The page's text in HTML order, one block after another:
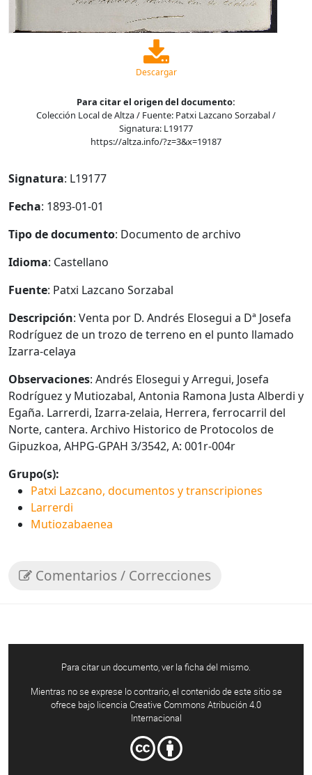
Descargar
Para citar el origen del documento:
Colección Local de Altza / Fuente: Patxi Lazcano Sorzabal /
Signatura: L19177
https://altza.info/?z=3&x=19187
Signatura: L19177
Fecha: 1893-01-01
Tipo de documento: Documento de archivo
Idioma: Castellano
Fuente: Patxi Lazcano Sorzabal
Descripción: Venta por D. Andrés Elosegui a Dª Josefa
Rodríguez de un trozo de terreno en el punto llamado
Izarra-celaya
Observaciones: Andrés Elosegui y Arregui, Josefa
Rodríguez y Mutiozabal, Antonia Ramona Justa Alberdi y
Egaña. Larrerdi, Izarra-zelaia, Herrera, ferrocarril del
Norte, cantera. Archivo Historico de Protocolos de
Gipuzkoa, AHPG-GPAH 3/3542, A: 001r-004r
Grupo(s):
Patxi Lazcano, documentos y transcripiones
Larrerdi
Mutiozabaenea
Comentarios / Correcciones
Para citar un documento, ver la ficha del mismo.
Mientras no se exprese lo contrario, el contenido de este sitio se
ofrece bajo licencia Creative Commons Atribución 4.0
Internacional